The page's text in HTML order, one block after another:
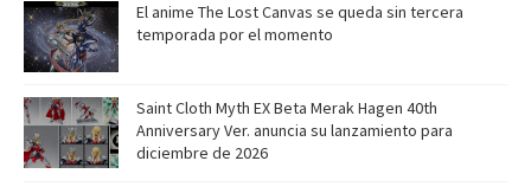
El anime The Lost Canvas se queda sin tercera
temporada por el momento
Saint Cloth Myth EX Beta Merak Hagen 40th
Anniversary Ver. anuncia su lanzamiento para
diciembre de 2026